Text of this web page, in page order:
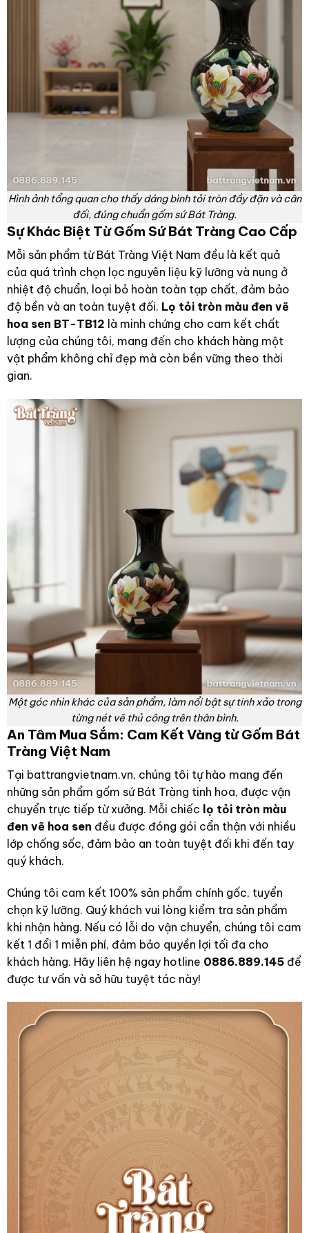
Hình ảnh tổng quan cho thấy dáng bình tỏi tròn đầy đặn và cân
đối, đúng chuẩn gốm sứ Bát Tràng.
Sự Khác Biệt Từ Gốm Sứ Bát Tràng Cao Cấp
Mỗi sản phẩm từ Bát Tràng Việt Nam đều là kết quả
của quá trình chọn lọc nguyên liệu kỹ lưỡng và nung ở
nhiệt độ chuẩn, loại bỏ hoàn toàn tạp chất, đảm bảo
độ bền và an toàn tuyệt đối. Lọ tỏi tròn màu đen vẽ
hoa sen BT-TB12 là minh chứng cho cam kết chất
lượng của chúng tôi, mang đến cho khách hàng một
vật phẩm không chỉ đẹp mà còn bền vững theo thời
gian.
Một góc nhìn khác của sản phẩm, làm nổi bật sự tinh xảo trong
từng nét vẽ thủ công trên thân bình.
An Tâm Mua Sắm: Cam Kết Vàng từ Gốm Bát
Tràng Việt Nam
Tại battrangvietnam.vn, chúng tôi tự hào mang đến
những sản phẩm gốm sứ Bát Tràng tinh hoa, được vận
chuyển trực tiếp từ xưởng. Mỗi chiếc lọ tỏi tròn màu
đen vẽ hoa sen đều được đóng gói cẩn thận với nhiều
lớp chống sốc, đảm bảo an toàn tuyệt đối khi đến tay
quý khách.
Chúng tôi cam kết 100% sản phẩm chính gốc, tuyển
chọn kỹ lưỡng. Quý khách vui lòng kiểm tra sản phẩm
khi nhận hàng. Nếu có lỗi do vận chuyển, chúng tôi cam
kết 1 đổi 1 miễn phí, đảm bảo quyền lợi tối đa cho
khách hàng. Hãy liên hệ ngay hotline 0886.889.145để
được tư vấn và sở hữu tuyệt tác này!